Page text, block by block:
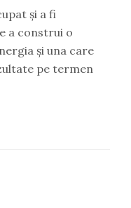
și a fi
a construi o
și una care
pe termen